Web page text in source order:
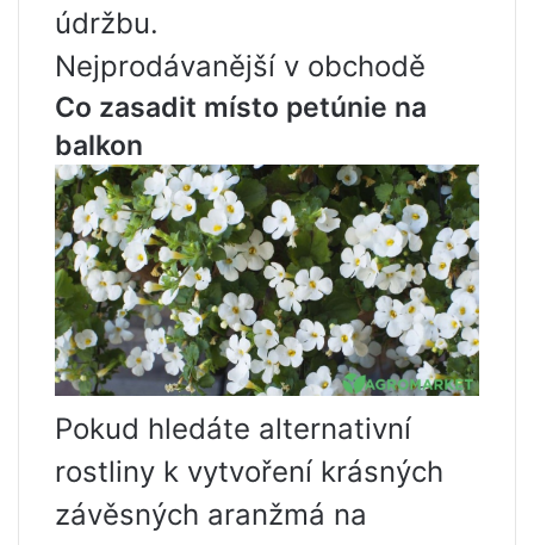
údržbu.
Nejprodávanější v obchodě
Co zasadit místo petúnie na
balkon
Pokud hledáte alternativní
rostliny k vytvoření krásných
závěsných aranžmá na